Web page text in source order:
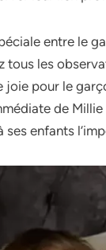
entre le
tous le­s
joie pour le
de
se­s enfants